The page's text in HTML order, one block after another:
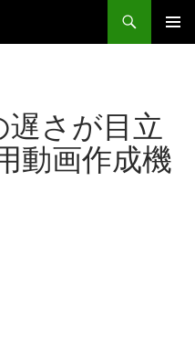
さが目立
動画作成機